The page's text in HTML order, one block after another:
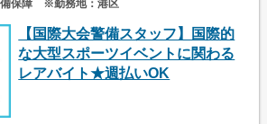
備保障 ※勤務地：港区
【国際大会警備スタッフ】国際的
な大型スポーツイベントに関わる
レアバイト★週払いOK